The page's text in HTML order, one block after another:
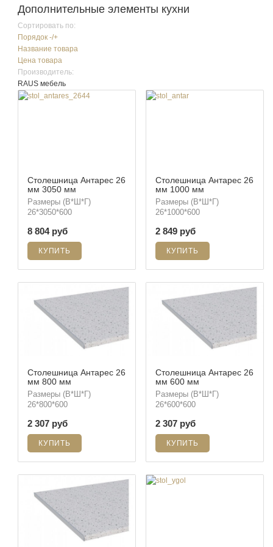
Дополнительные элементы кухни
Сортировать по:
Порядок -/+
Название товара
Цена товара
Производитель:
RAUS мебель
Столешница Антарес 26
мм 3050 мм
Размеры (В*Ш*Г)
26*3050*600
8 804 руб
Столешница Антарес 26
мм 1000 мм
Размеры (В*Ш*Г)
26*1000*600
2 849 руб
Столешница Антарес 26
мм 800 мм
Размеры (В*Ш*Г)
26*800*600
2 307 руб
Столешница Антарес 26
мм 600 мм
Размеры (В*Ш*Г)
26*600*600
2 307 руб